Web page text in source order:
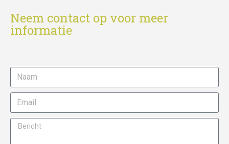
Neem contact op voor meer
informatie